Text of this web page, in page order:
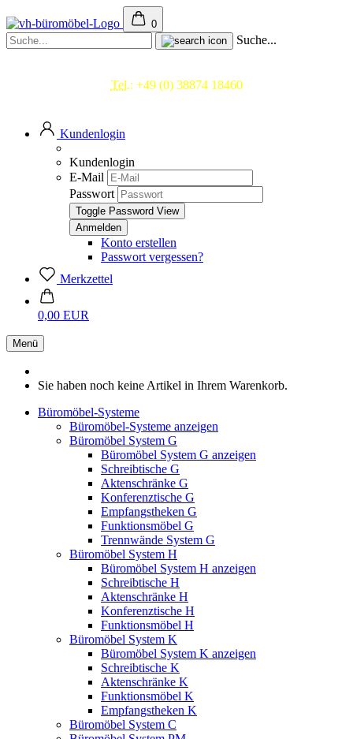
0
Suche...
Tel.: +49 (0) 38874 18460
Kundenlogin
Kundenlogin
E-Mail
Passwort
Toggle Password View
Konto erstellen
Passwort vergessen?
Merkzettel
0,00 EUR
Menü
Sie haben noch keine Artikel in Ihrem Warenkorb.
Büromöbel-Systeme
Büromöbel-Systeme anzeigen
Büromöbel System G
Büromöbel System G anzeigen
Schreibtische G
Aktenschränke G
Konferenztische G
Empfangstheken G
Funktionsmöbel G
Trennwände System G
Büromöbel System H
Büromöbel System H anzeigen
Schreibtische H
Aktenschränke H
Konferenztische H
Funktionsmöbel H
Büromöbel System K
Büromöbel System K anzeigen
Schreibtische K
Aktenschränke K
Funktionsmöbel K
Empfangstheken K
Büromöbel System C